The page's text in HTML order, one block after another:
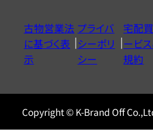
ヤ
ル
0120604117
古物営業法
に基づく表
示
プライバ
シーポリ
シー
宅配
ービ
規約
Copyright © K-Brand Off